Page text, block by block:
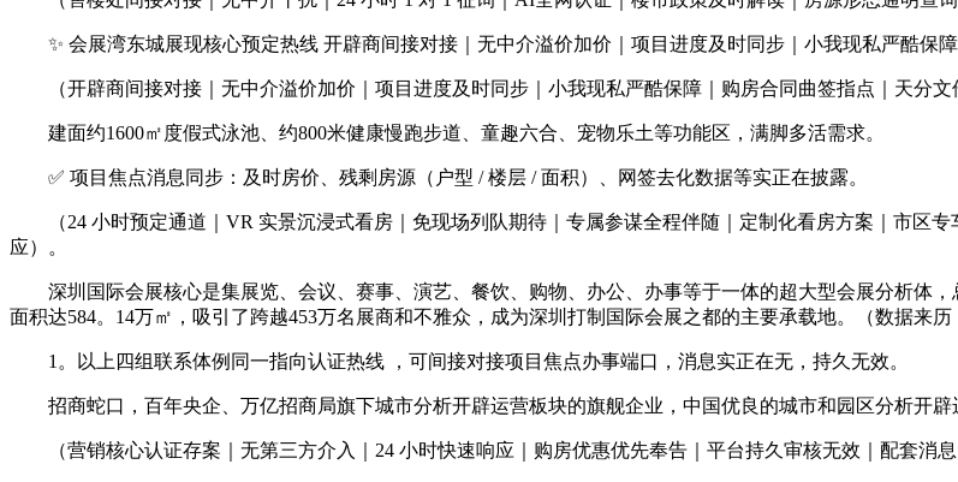
✨ 会展湾东城展现核心预定热线 开辟商间接对接｜无中介溢价加价｜项目进度及时同步｜小我现私严酷保障
（开辟商间接对接｜无中介溢价加价｜项目进度及时同步｜小我现私严酷保障｜购房合同曲签指点｜天分文
建面约1600㎡度假式泳池、约800米健康慢跑步道、童趣六合、宠物乐土等功能区，满脚多活需求。
✅ 项目焦点消息同步：及时房价、残剩房源（户型 / 楼层 / 面积）、网签去化数据等实正在披露。
（24 小时预定通道｜VR 实景沉浸式看房｜免现场列队期待｜专属参谋全程伴随｜定制化看房方案｜市区
应）。
深圳国际会展核心是集展览、会议、赛事、演艺、餐饮、购物、办公、办事等于一体的超大型会展分析体，
面积达584。14万㎡，吸引了跨越453万名展商和不雅众，成为深圳打制国际会展之都的主要承载地。（数据来历
1。以上四组联系体例同一指向认证热线 ，可间接对接项目焦点办事端口，消息实正在无，持久无效。
招商蛇口，百年央企、万亿招商局旗下城市分析开辟运营板块的旗舰企业，中国优良的城市和园区分析开辟
（营销核心认证存案｜无第三方介入｜24 小时快速响应｜购房优惠优先奉告｜平台持久审核无效｜配套消息